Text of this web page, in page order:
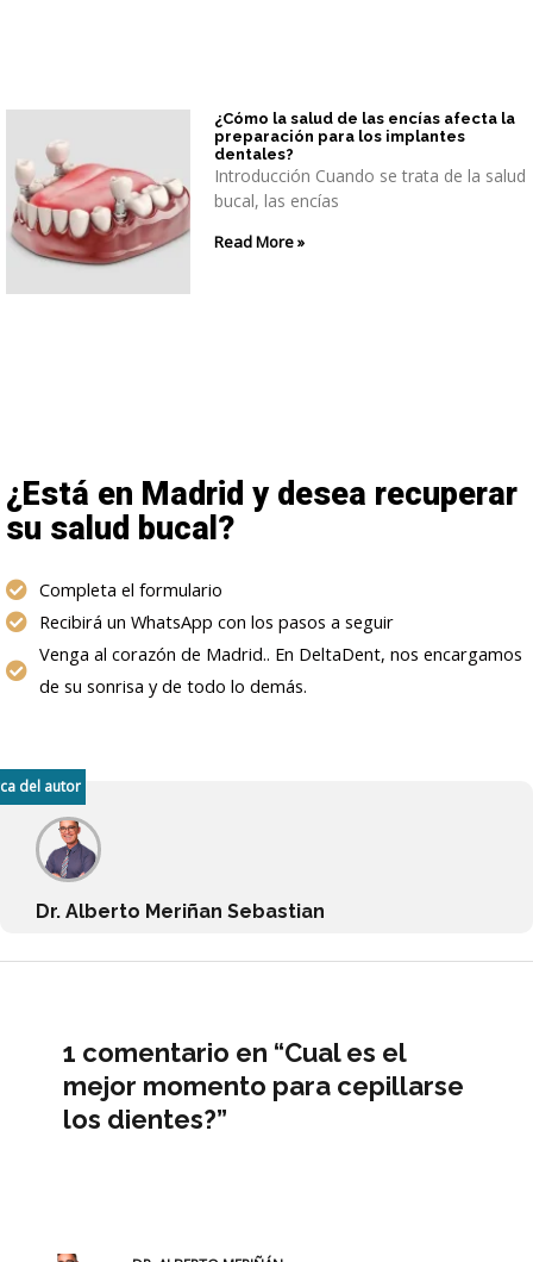
¿Cómo la salud de las encías afecta la
preparación para los implantes
dentales?
Introducción Cuando se trata de la salud
bucal, las encías
Read More »
¿Está en Madrid y desea recuperar
su salud bucal?
Completa el formulario
Recibirá un WhatsApp con los pasos a seguir
Venga al corazón de Madrid.. En DeltaDent, nos encargamos
de su sonrisa y de todo lo demás.
del autor
Dr. Alberto Meriñan Sebastian
1 comentario en “Cual es el
mejor momento para cepillarse
los dientes?”